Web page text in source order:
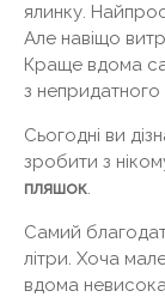
ялинку.
Але навіщо
Краще вдома
з непридатного
Сьогодні ви
зробити з
пляшок.
Самий
літри. Хоча
вдома